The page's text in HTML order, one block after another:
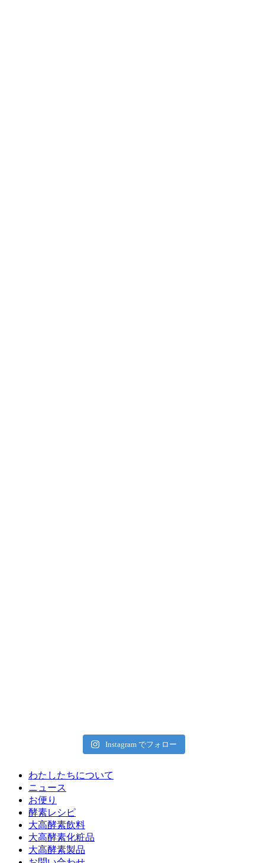
Instagram でフォロー
わたしたちについて
ニュース
お便り
酵素レシピ
大高酵素飲料
大高酵素化粧品
大高酵素製品